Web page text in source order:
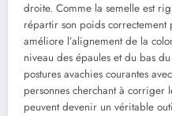
droite. Comme la semelle est
répartir son poids correctement
améliore l’alignement de la
niveau des épaules et du bas
postures avachies courantes
personnes cherchant à corriger
peuvent devenir un véritable